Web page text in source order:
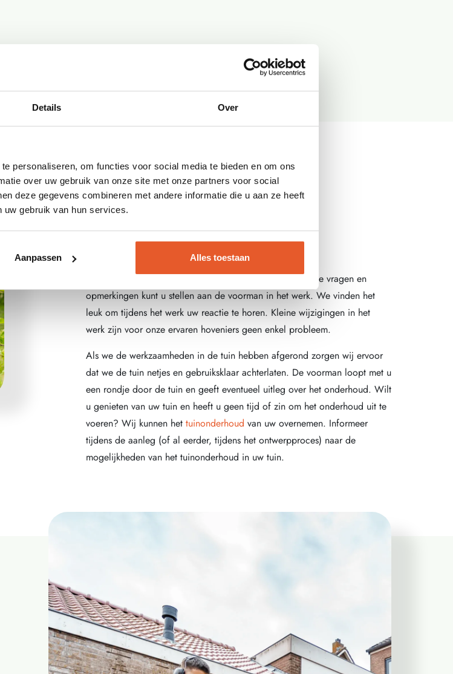
Details Over
personaliseren, om functies voor social media te bieden en om ons
over uw gebruik van onze site met onze partners voor social
deze gegevens combineren met andere informatie die u aan ze heeft
gebruik van hun services.
Aanpassen Alles toestaan
Proces tuinaanleg
Tijdens de tuinaanleg houden we graag contact. Eventuele vragen en
opmerkingen kunt u stellen aan de voorman in het werk. We vinden het
leuk om tijdens het werk uw reactie te horen. Kleine wijzigingen in het
werk zijn voor onze ervaren hoveniers geen enkel probleem.
Als we de werkzaamheden in de tuin hebben afgerond zorgen wij ervoor
dat we de tuin netjes en gebruiksklaar achterlaten. De voorman loopt met u
een rondje door de tuin en geeft eventueel uitleg over het onderhoud. Wilt
u genieten van uw tuin en heeft u geen tijd of zin om het onderhoud uit te
voeren? Wij kunnen het tuinonderhoud van uw overnemen. Informeer
tijdens de aanleg (of al eerder, tijdens het ontwerpproces) naar de
mogelijkheden van het tuinonderhoud in uw tuin.